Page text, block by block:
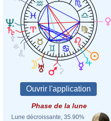
Phase de la lune
Lune décroissante, 35.90%